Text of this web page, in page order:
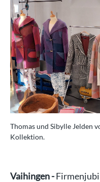
Thomas und Sibylle Jelden
Kollektion.
Vaihingen -